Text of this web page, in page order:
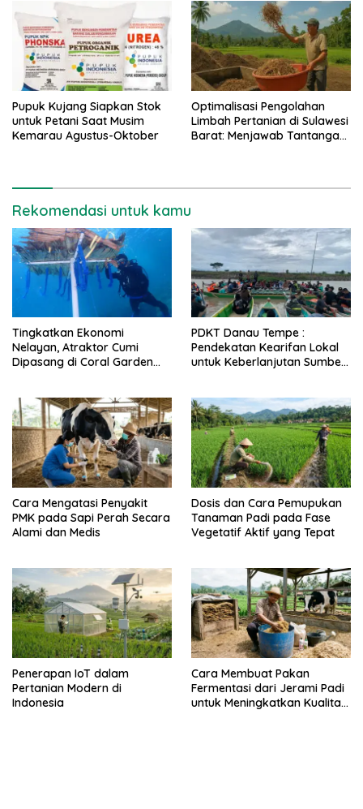
Pupuk Kujang Siapkan Stok
untuk Petani Saat Musim
Kemarau Agustus-Oktober
Optimalisasi Pengolahan
Limbah Pertanian di Sulawesi
Barat: Menjawab Tantangan,
Rekomendasi untuk kamu
Tingkatkan Ekonomi
Nelayan, Atraktor Cumi
Dipasang di Coral Garden
PDKT Danau Tempe :
Pendekatan Kearifan Lokal
untuk Keberlanjutan Sumber
Cara Mengatasi Penyakit
PMK pada Sapi Perah Secara
Alami dan Medis
Dosis dan Cara Pemupukan
Tanaman Padi pada Fase
Vegetatif Aktif yang Tepat
Penerapan IoT dalam
Pertanian Modern di
Indonesia
Cara Membuat Pakan
Fermentasi dari Jerami Padi
untuk Meningkatkan Kualitas